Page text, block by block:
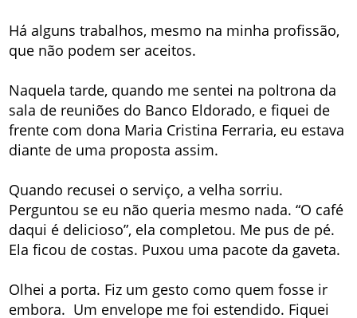
Há alguns trabalhos, mesmo na minha profissão,
que não podem ser aceitos.
Naquela tarde, quando me sentei na poltrona da
sala de reuniões do Banco Eldorado, e fiquei de
frente com dona Maria Cristina Ferraria, eu estava
diante de uma proposta assim.
Quando recusei o serviço, a velha sorriu.
Perguntou se eu não queria mesmo nada. “O café
daqui é delicioso”, ela completou. Me pus de pé.
Ela ficou de costas. Puxou uma pacote da gaveta.
Olhei a porta. Fiz um gesto como quem fosse ir
embora. Um envelope me foi estendido. Fiquei